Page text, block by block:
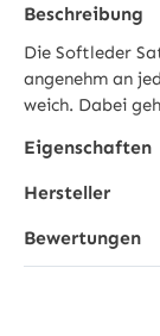
Beschreibung
Die Softleder
angenehm an
weich. Dabei
Eigenschaften
Hersteller
Bewertungen